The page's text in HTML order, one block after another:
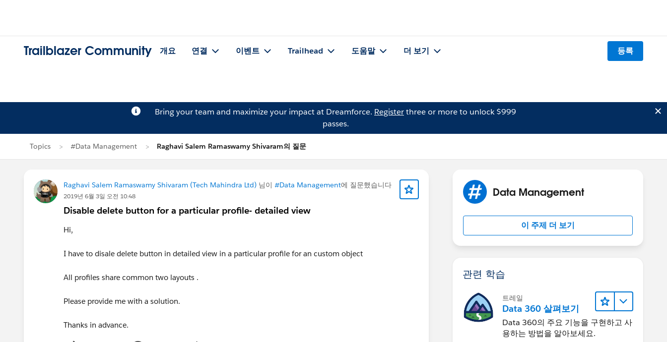
Trailblazer Community 개요 연결 이벤트 Trailhead 도움말 더 보기 등록
Bring your team and maximize your impact at Dreamforce. Registerthree or more to unlock $999
passes.
Topics #Data Management Raghavi Salem Ramaswamy Shivaram의 질문
Raghavi Salem Ramaswamy Shivaram (Tech Mahindra Ltd) 님이 #Data Management에 질문했습니다
2019년 6월 3일 오전 10:48
Disable delete button for a particular profile- detailed view
Hi,
I have to disale delete button in detailed view in a particular profile for an custom object
All profiles share common two layouts .
Please provide me with a solution.
Thanks in advance.
Data Management
이 주제 더 보기
관련 학습
트레일
Data 360 살펴보기
Data 360의 주요 기능을 구현하고 사
용하는 방법을 알아보세요.